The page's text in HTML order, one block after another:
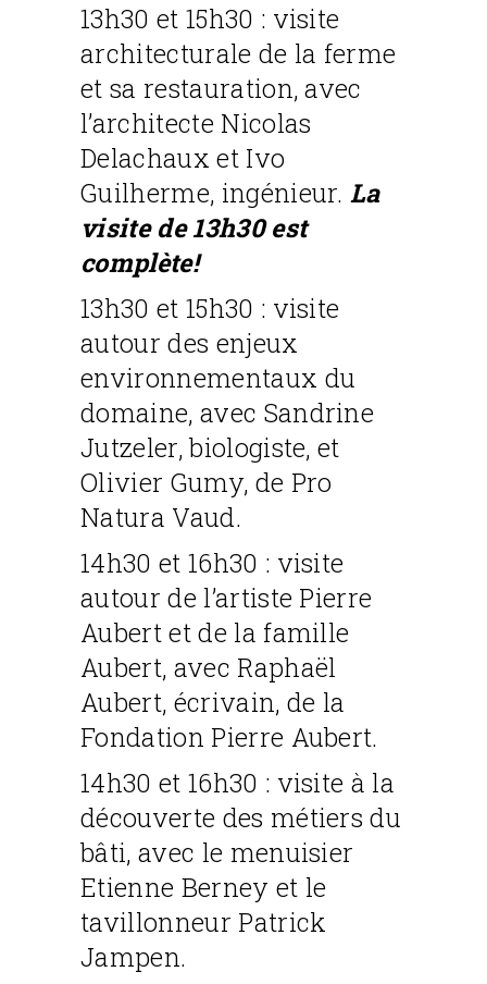
13h30 et 15h30 : visite
architecturale de la ferme
et sa restauration, avec
l’architecte Nicolas
Delachaux et Ivo
Guilherme, ingénieur.La
visite de 13h30 est
complète!
13h30 et 15h30 : visite
autour des enjeux
environnementaux du
domaine, avec Sandrine
Jutzeler, biologiste, et
Olivier Gumy, de Pro
Natura Vaud.
14h30 et 16h30 : visite
autour de l’artiste Pierre
Aubert et de la famille
Aubert, avec Raphaël
Aubert, écrivain, de la
Fondation Pierre Aubert.
14h30 et 16h30 : visite à la
découverte des métiers du
bâti, avec le menuisier
Etienne Berney et le
tavillonneur Patrick
Jampen.